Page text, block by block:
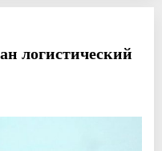
логистический